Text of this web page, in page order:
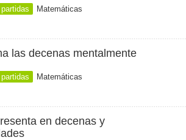
Matemáticas
las decenas mentalmente
Matemáticas
en decenas y